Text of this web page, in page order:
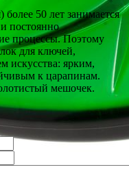
50 лет занимается
постоянно
процессы. Поэтому
для ключей,
искусства: ярким,
к царапинам.
мешочек.